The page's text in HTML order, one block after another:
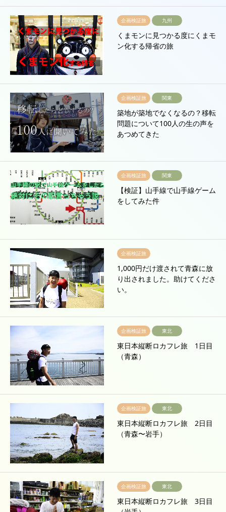
企画検証旅 九州
くまモンに見つかる度にくまモ
ン化する帰省の旅
企画検証旅 関東
築地が築地でなくなるの？移転
問題について100人の生の声を
あつめてきた
企画検証旅 関東
【検証】山手線で山手線ゲーム
をしてみた件
企画検証旅
1,000円だけ渡されて青森に放
り出されました。助けてくださ
い。
企画検証旅 東北
東日本縦断ロカフレ旅 1日目
（青森）
企画検証旅 東北
東日本縦断ロカフレ旅 2日目
（青森〜岩手）
企画検証旅 東北
東日本縦断ロカフレ旅 3日目